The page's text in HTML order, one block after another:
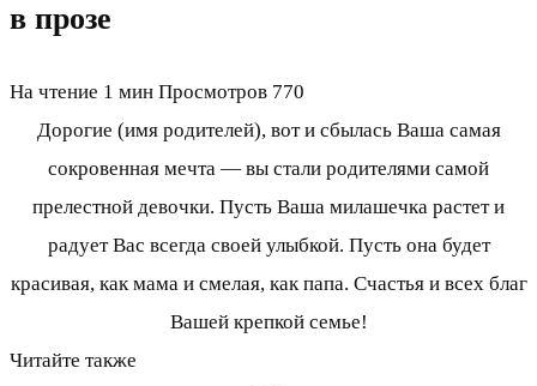
в прозе
На чтение 1 мин Просмотров 770
Дорогие (имя родителей), вот и сбылась Ваша самая
сокровенная мечта — вы стали родителями самой
прелестной девочки. Пусть Ваша милашечка растет и
радует Вас всегда своей улыбкой. Пусть она будет
красивая, как мама и смелая, как папа. Счастья и всех благ
Вашей крепкой семье!
Читайте также